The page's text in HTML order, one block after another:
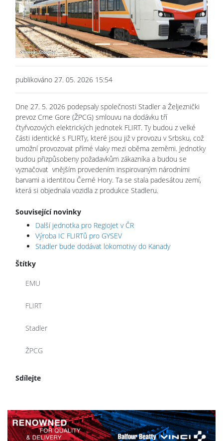
publikováno 27. 05. 2026 15:54
Dne 27. 5. 2026 podepsaly společnosti Stadler a Željeznički
prevoz Crne Gore (ŽPCG) smlouvu na dodávku tří
čtyřvozových elektrických jednotek FLIRT. Ty budou z velké
části identické s FLIRTy, které jsou již v provozu v Srbsku, což
umožní provozovat přímé vlaky mezi oběma zeměmi. Jednotky
budou přizpůsobeny požadavkům zákazníka a budou se
vyznačovat vnějším provedením inspirovaným národními
barvami a identitou Černé Hory. Ta se stala padesátou zemí,
která si objednala vozidla z produkce Stadleru.
Související novinky
Další jednotka pro RegioJet v ČR
Výroba IC FLIRTů pro GYSEV
Stadler bude dodávat lokomotivy do Kanady
Štítky
EMU
FLIRT
Stadler
ŽPCG
Sdílejte